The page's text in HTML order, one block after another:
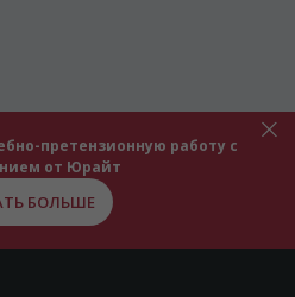
претензионную работу с
от Юрайт
БОЛЬШЕ